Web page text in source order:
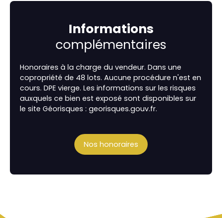
Informations
complémentaires
Honoraires à la charge du vendeur. Dans une
copropriété de 48 lots. Aucune procédure n'est en
cours. DPE vierge. Les informations sur les risques
auxquels ce bien est exposé sont disponibles sur
le site Géorisques : georisques.gouv.fr.
Nos honoraires